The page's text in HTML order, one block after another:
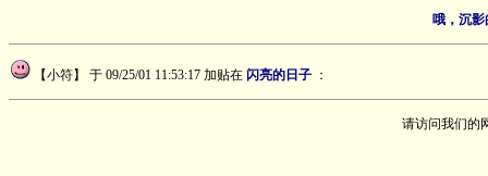
哦，沉影
【小符】 于 09/25/01 11:53:17 加贴在 闪亮的日子 ：
请访问我们的